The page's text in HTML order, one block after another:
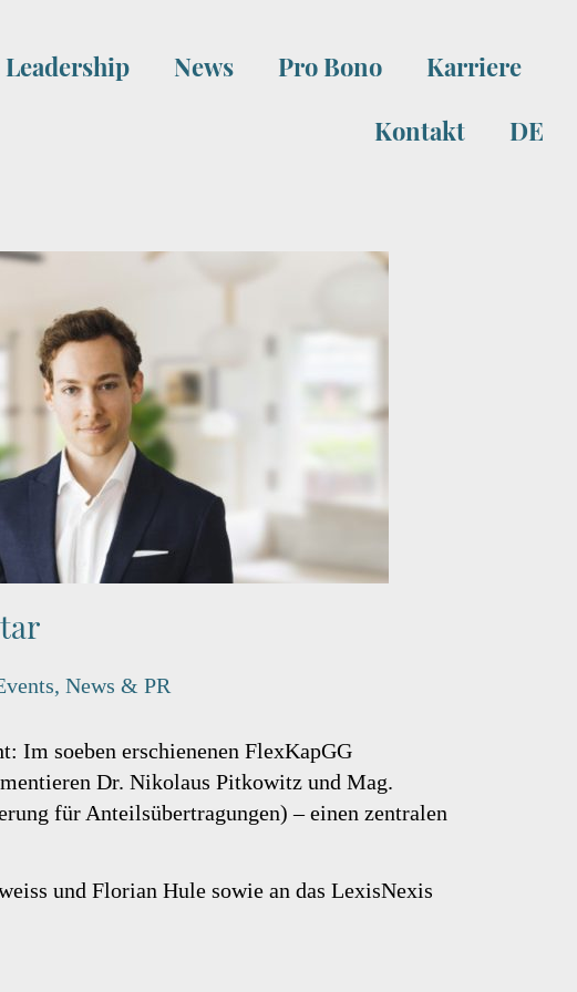
News Pro Bono
Karriere
Kontakt
DE
, News & PR
Im soeben erschienenen FlexKapGG
Dr. Nikolaus Pitkowitz und Mag.
für Anteilsübertragungen) – einen zentralen
und Florian Hule sowie an das LexisNexis